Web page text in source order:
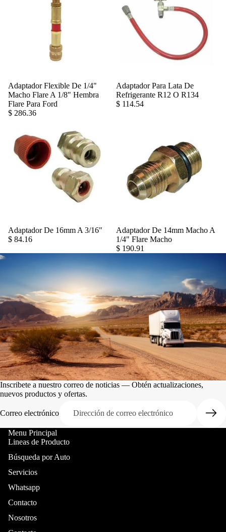
Agregar
Adaptador Flexible De 1/4"
Macho Flare A 1/8" Hembra
Flare Para Ford
$ 286.36
Adaptador Para Lata De
Refrigerante R12 O R134
$ 114.54
Agregar
Adaptador De 16mm A 3/16"
$ 84.16
Adaptador De 14mm Macho A
1/4" Flare Macho
$ 190.91
Inscribete a nuestro correo de noticias — Obtén actualizaciones,
nuevos productos y ofertas.
Correo electrónico
Menu Principal
Lineas de Producto
Búsqueda por Auto
Servicios
Whatsapp
Contacto
Nosotros